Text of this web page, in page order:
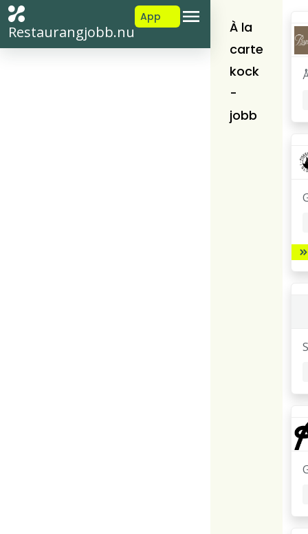
Restaurangjobb.nu
App
À la
carte
kock
-
jobb